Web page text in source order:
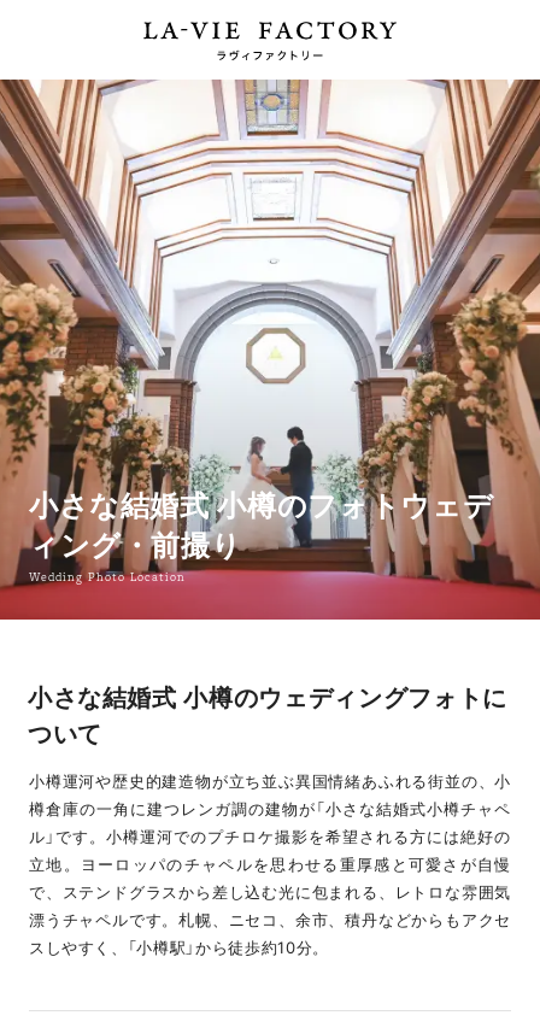
小さな結婚式 小樽のフォトウェデ
ィング・前撮り
Wedding Photo Location
小さな結婚式 小樽のウェディングフォトに
ついて
小樽運河や歴史的建造物が立ち並ぶ異国情緒あふれる街並の、小
樽倉庫の一角に建つレンガ調の建物が「小さな結婚式小樽チャペ
ル」です。小樽運河でのプチロケ撮影を希望される方には絶好の
立地。ヨーロッパのチャペルを思わせる重厚感と可愛さが自慢
で、ステンドグラスから差し込む光に包まれる、レトロな雰囲気
漂うチャペルです。札幌、ニセコ、余市、積丹などからもアクセ
スしやすく、「小樽駅」から徒歩約10分。